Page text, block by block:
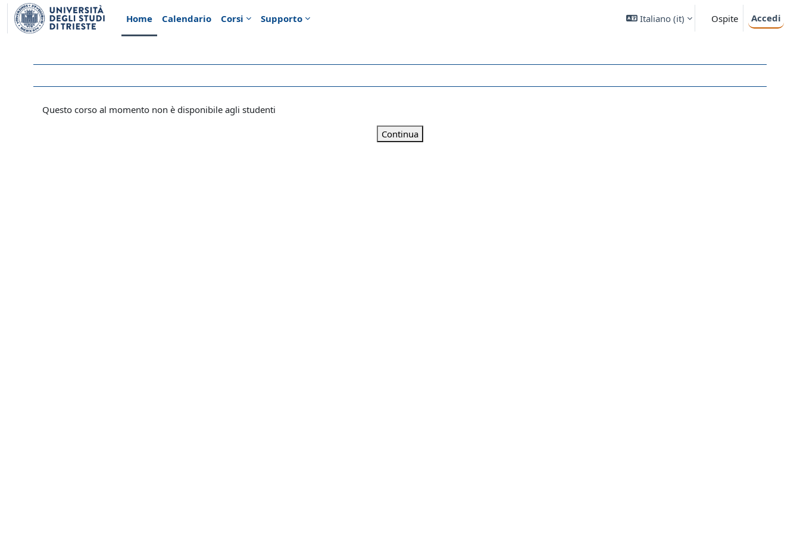
Vai al contenuto principale
Home
Calendario Corsi Supporto Italiano ‎(it)‎ Ospite Accedi
Questo corso al momento non è disponibile agli studenti
Continua